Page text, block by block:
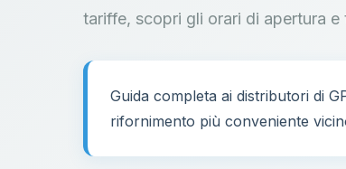
tariffe, scopri gli orari di apertura
Guida completa ai distributori di
rifornimento più conveniente